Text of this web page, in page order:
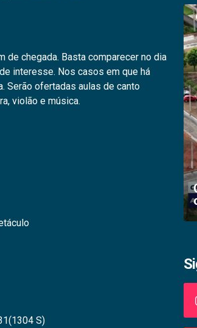
chegada. Basta comparecer no dia
interesse. Nos casos em que há
Serão ofertadas aulas de canto
violão e música.
S)